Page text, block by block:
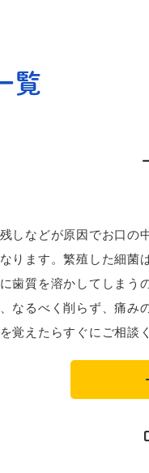
覧
しなどが原因でお口の
ります。繁殖した細菌
歯質を溶かしてしまう
なるべく削らず、痛み
覚えたらすぐにご相談